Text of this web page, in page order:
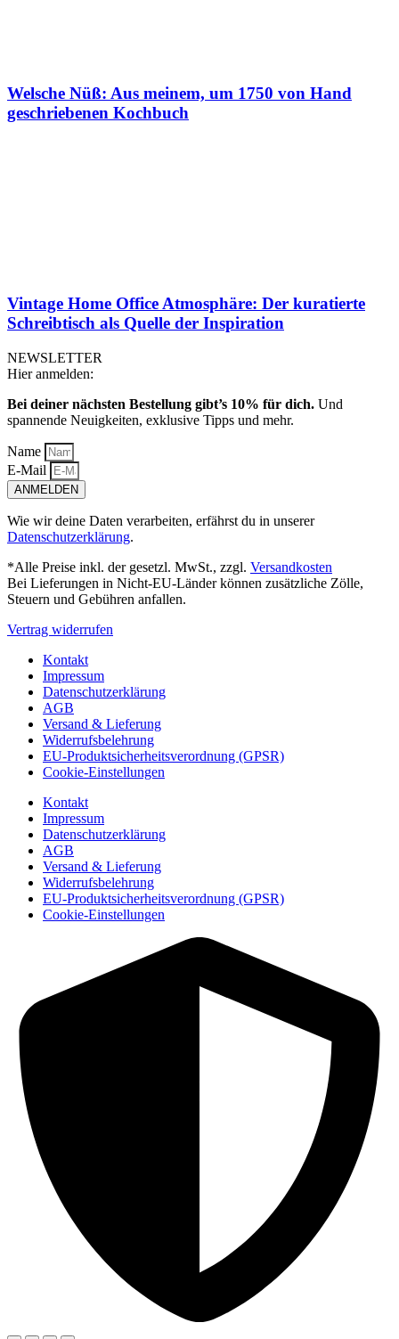
Welsche Nüß: Aus meinem, um 1750 von Hand
geschriebenen Kochbuch
Vintage Home Office Atmosphäre: Der kuratierte
Schreibtisch als Quelle der Inspiration
NEWSLETTER
Hier anmelden:
Bei deiner nächsten Bestellung gibt’s 10% für dich. Und
spannende Neuigkeiten, exklusive Tipps und mehr.
Name
E-Mail
ANMELDEN
Wie wir deine Daten verarbeiten, erfährst du in unserer
Datenschutzerklärung.
*Alle Preise inkl. der gesetzl. MwSt., zzgl. Versandkosten
Bei Lieferungen in Nicht-EU-Länder können zusätzliche Zölle,
Steuern und Gebühren anfallen.
Vertrag widerrufen
Kontakt
Impressum
Datenschutzerklärung
AGB
Versand & Lieferung
Widerrufsbelehrung
EU-Produktsicherheitsverordnung (GPSR)
Cookie-Einstellungen
Kontakt
Impressum
Datenschutzerklärung
AGB
Versand & Lieferung
Widerrufsbelehrung
EU-Produktsicherheitsverordnung (GPSR)
Cookie-Einstellungen